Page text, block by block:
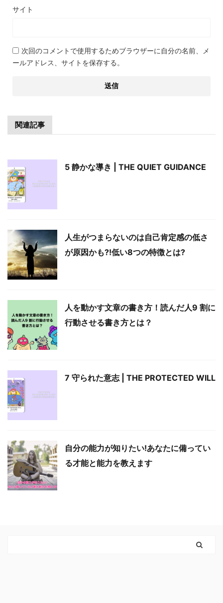
サイト
次回のコメントで使用するためブラウザーに自分の名前、メ
ールアドレス、サイトを保存する。
関連記事
5 静かな導き | THE QUIET GUIDANCE
人生がつまらないのは自己肯定感の低さ
が原因かも?!低い8つの特徴とは?
人を動かす文章の書き方！読んだ人9 割に
行動させる書き方とは？
7 守られた意志 | THE PROTECTED WILL
自分の能力が知りたい!あなたに備ってい
る才能と能力を教えます